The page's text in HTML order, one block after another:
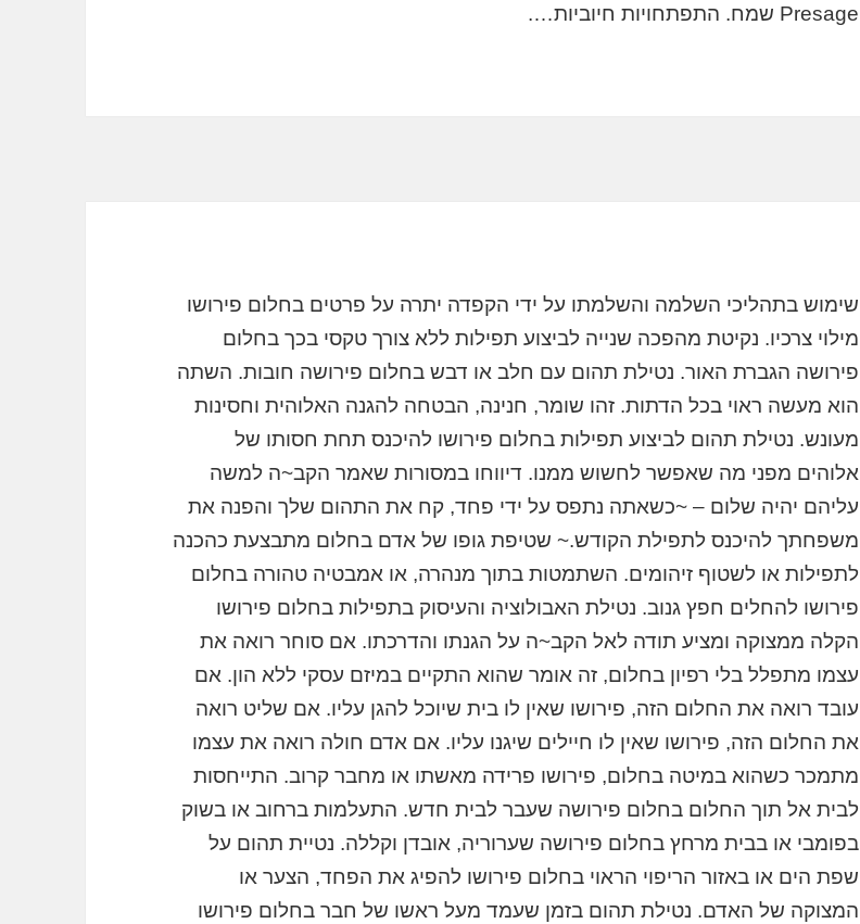
Presage שמח. התפתחויות חיוביות….
שימוש בתהליכי השלמה והשלמתו על ידי הקפדה יתרה על פרטים בחלום פירושו
מילוי צרכיו. נקיטת מהפכה שנייה לביצוע תפילות ללא צורך טקסי בכך בחלום
פירושה הגברת האור. נטילת תהום עם חלב או דבש בחלום פירושה חובות. השתה
הוא מעשה ראוי בכל הדתות. זהו שומר, חנינה, הבטחה להגנה האלוהית וחסינות
מעונש. נטילת תהום לביצוע תפילות בחלום פירושו להיכנס תחת חסותו של
אלוהים מפני מה שאפשר לחשוש ממנו. דיווחו במסורות שאמר הקב~ה למשה
עליהם יהיה שלום – ~כשאתה נתפס על ידי פחד, קח את התהום שלך והפנה את
משפחתך להיכנס לתפילת הקודש.~ שטיפת גופו של אדם בחלום מתבצעת כהכנה
לתפילות או לשטוף זיהומים. השתמטות בתוך מנהרה, או אמבטיה טהורה בחלום
פירושו להחלים חפץ גנוב. נטילת האבולוציה והעיסוק בתפילות בחלום פירושו
הקלה ממצוקה ומציע תודה לאל הקב~ה על הגנתו והדרכתו. אם סוחר רואה את
עצמו מתפלל בלי רפיון בחלום, זה אומר שהוא התקיים במיזם עסקי ללא הון. אם
עובד רואה את החלום הזה, פירושו שאין לו בית שיוכל להגן עליו. אם שליט רואה
את החלום הזה, פירושו שאין לו חיילים שיגנו עליו. אם אדם חולה רואה את עצמו
מתמכר כשהוא במיטה בחלום, פירושו פרידה מאשתו או מחבר קרוב. התייחסות
לבית אל תוך החלום בחלום פירושה שעבר לבית חדש. התעלמות ברחוב או בשוק
בפומבי או בבית מרחץ בחלום פירושה שערוריה, אובדן וקללה. נטיית תהום על
שפת הים או באזור הריפוי הראוי בחלום פירושו להפיג את הפחד, הצער או
המצוקה של האדם. נטילת תהום בזמן שעמד מעל ראשו של חבר בחלום פירושו